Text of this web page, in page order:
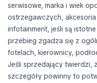
serwisowe, marka i wiek
ostrzegawczych,
infotainment, jeśli są
przebieg zgadza się z
fotelach, kierownicy,
Jeśli sprzedający twierdzi,
szczegóły powinny to